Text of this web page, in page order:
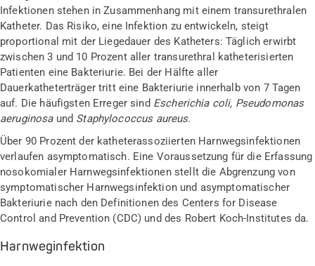
Infektionen stehen in Zusammenhang mit einem transurethralen
Katheter. Das Risiko, eine Infektion zu entwickeln, steigt
proportional mit der Liegedauer des Katheters: Täglich erwirbt
zwischen 3 und 10 Prozent aller transurethral katheterisierten
Patienten eine Bakteriurie. Bei der Hälfte aller
Dauerkatheterträger tritt eine Bakteriurie innerhalb von 7 Tagen
auf. Die häufigsten Erreger sind Escherichia coli, Pseudomonas
aeruginosaund Staphylococcus aureus.
Über 90 Prozent der katheterassoziierten Harnwegsinfektionen
verlaufen asymptomatisch. Eine Voraussetzung für die Erfassung
nosokomialer Harnwegsinfektionen stellt die Abgrenzung von
symptomatischer Harnwegsinfektion und asymptomatischer
Bakteriurie nach den Definitionen des Centers for Disease
Control and Prevention (CDC) und des Robert Koch-Institutes da.
Harnweginfektion